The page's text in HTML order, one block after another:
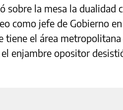
sobre la mesa la dualidad
como jefe de Gobierno
tiene el área
enjambre opositor